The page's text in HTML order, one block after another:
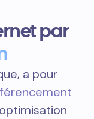
par
a pour